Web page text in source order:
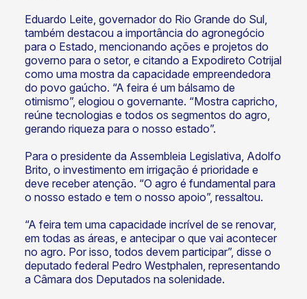
Eduardo Leite, governador do Rio Grande do Sul,
também destacou a importância do agronegócio
para o Estado, mencionando ações e projetos do
governo para o setor, e citando a Expodireto Cotrijal
como uma mostra da capacidade empreendedora
do povo gaúcho. “A feira é um bálsamo de
otimismo”, elogiou o governante. “Mostra capricho,
reúne tecnologias e todos os segmentos do agro,
gerando riqueza para o nosso estado”.
Para o presidente da Assembleia Legislativa, Adolfo
Brito, o investimento em irrigação é prioridade e
deve receber atenção. “O agro é fundamental para
o nosso estado e tem o nosso apoio”, ressaltou.
“A feira tem uma capacidade incrível de se renovar,
em todas as áreas, e antecipar o que vai acontecer
no agro. Por isso, todos devem participar”, disse o
deputado federal Pedro Westphalen, representando
a Câmara dos Deputados na solenidade.